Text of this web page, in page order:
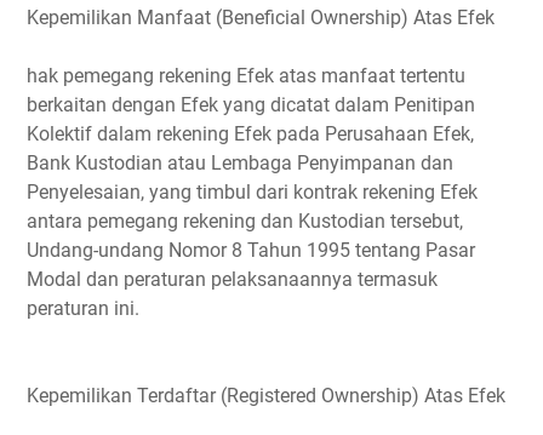
Kepemilikan Manfaat (Beneficial Ownership) Atas Efek
hak pemegang rekening Efek atas manfaat tertentu
berkaitan dengan Efek yang dicatat dalam Penitipan
Kolektif dalam rekening Efek pada Perusahaan Efek,
Bank Kustodian atau Lembaga Penyimpanan dan
Penyelesaian, yang timbul dari kontrak rekening Efek
antara pemegang rekening dan Kustodian tersebut,
Undang-undang Nomor 8 Tahun 1995 tentang Pasar
Modal dan peraturan pelaksanaannya termasuk
peraturan ini.
Kepemilikan Terdaftar (Registered Ownership) Atas Efek